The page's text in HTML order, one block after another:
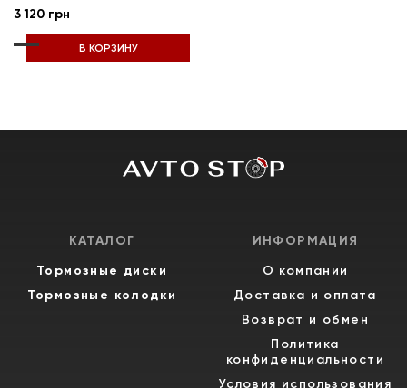
3 120 грн
В КОРЗИНУ
КАТАЛОГ
Тормозные диски
Тормозные колодки
ИНФОРМАЦИЯ
О компании
Доставка и оплата
Возврат и обмен
Политика
конфиденциальности
Условия использования